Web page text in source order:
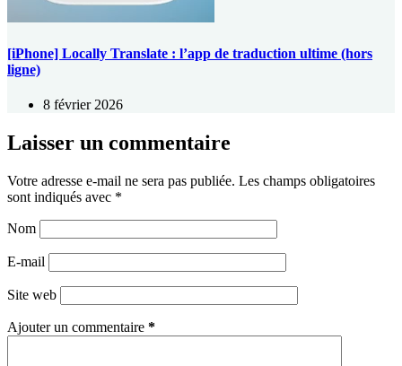
[iPhone] Locally Translate : l’app de traduction ultime (hors
ligne)
8 février 2026
Laisser un commentaire
Votre adresse e-mail ne sera pas publiée. Les champs obligatoires
sont indiqués avec *
Nom
E-mail
Site web
Ajouter un commentaire *